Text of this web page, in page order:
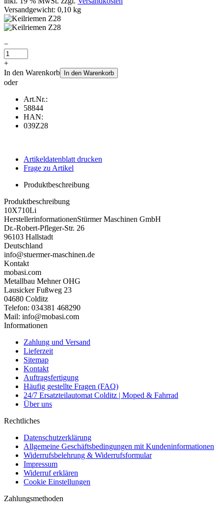
Versandgewicht: 0,10 kg
−
+
In den Warenkorb
In den Warenkorb
oder
Art.Nr.:
58844
HAN:
039Z28
Artikeldatenblatt drucken
Frage zu Artikel
Produktbeschreibung
Produktbeschreibung
10X710Li
HerstellerinformationenStürmer Maschinen GmbH
Dr.-Robert-Pfleger-Str. 26
96103 Hallstadt
Deutschland
info@stuermer-maschinen.de
Kontakt
mobasi.com
Metallbau Mehner OHG
Lausicker Fußweg 23
04680 Colditz
Telefon: 034381 468290
Mail: info@mobasi.com
Informationen
Zahlung und Versand
Lieferzeit
Sitemap
Kontakt
Auftragsfertigung
Häufig gestellte Fragen (FAQ)
24/7 Ersatzteilautomat Colditz | Moped & Fahrrad
Über uns
Rechtliches
Datenschutzerklärung
Allgemeine Geschäftsbedingungen mit Kundeninformationen
Widerrufsbelehrung & Widerrufsformular
Impressum
Widerruf erklären
Cookie Einstellungen
Zahlungsmethoden